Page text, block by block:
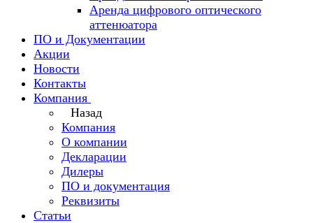
Аренда цифрового оптического
аттенюатора
ПО и Документации
Акции
Новости
Контакты
Компания
Назад
Компания
О компании
Декларации
Дилеры
ПО и документация
Реквизиты
Статьи